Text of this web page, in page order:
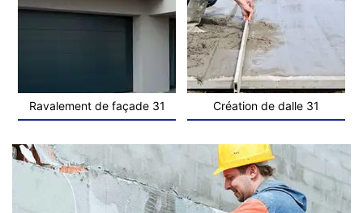
Ravalement de façade 31 Création de dalle 31